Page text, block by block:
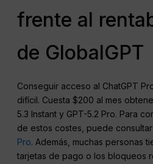
frente al
de GlobalGPT
Conseguir acceso al ChatGPT
difícil. Cuesta $200 al mes
5.3 Instant y GPT-5.2 Pro. Para
de estos costes, puede consultar
Pro. Además, muchas personas
tarjetas de pago o los bloqueos